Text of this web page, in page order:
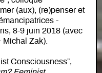
(aux), (re)penser et
-
8-9 juin 2018 (avec
Zak).
Consciousness”,